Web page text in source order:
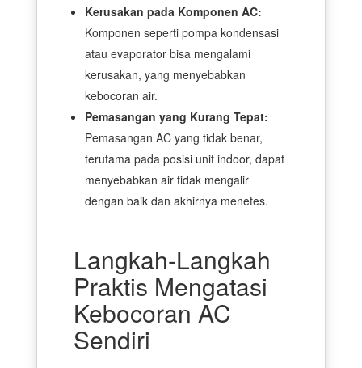
Kerusakan pada Komponen AC:
Komponen seperti pompa kondensasi
atau evaporator bisa mengalami
kerusakan, yang menyebabkan
kebocoran air.
Pemasangan yang Kurang Tepat:
Pemasangan AC yang tidak benar,
terutama pada posisi unit indoor, dapat
menyebabkan air tidak mengalir
dengan baik dan akhirnya menetes.
Langkah-Langkah
Praktis Mengatasi
Kebocoran AC
Sendiri